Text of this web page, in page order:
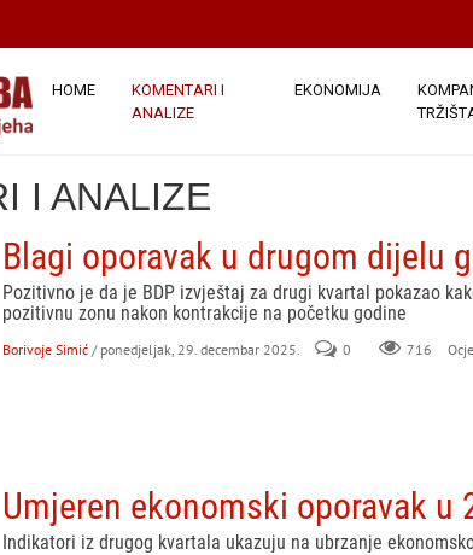
HOME
KOMENTARI I
ANALIZE
EKONOMIJA
I ANALIZE
Blagi oporavak u drugom dijelu
Pozitivno je da je BDP izvještaj za drugi kvartal pokazao
pozitivnu zonu nakon kontrakcije na početku godine
Borivoje Simić / ponedjeljak, 29. decembar 2025. 0 716
Umjeren ekonomski oporavak
Indikatori iz drugog kvartala ukazuju na ubrzanje